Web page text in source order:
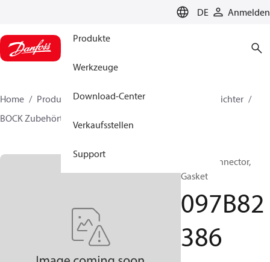
DE Anmelden
Produkte
Werkzeuge
Download-Center
Verkaufsstellen
Support
Home Produkte Lösung für Wärmetechnik
Verdichter
BOCK Zubehörteile
097B82386
BOCK, Connector,
Gasket
097B82
386